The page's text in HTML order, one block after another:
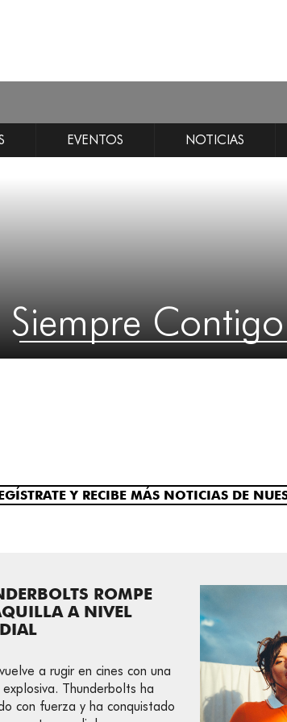
EVENTOS NOTICIAS
Siempre
Y RECIBE MÁS NOTICIAS DE
ROMPE
A NIVEL
a rugir en cines con una
Thunderbolts ha
con fuerza y ha conquistado